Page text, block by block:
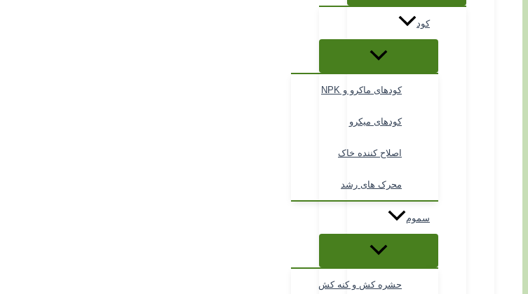
کود
کودهای ماکرو و NPK
کودهای میکرو
اصلاح کننده خاک
محرک های رشد
سموم
حشره کش و کنه کش